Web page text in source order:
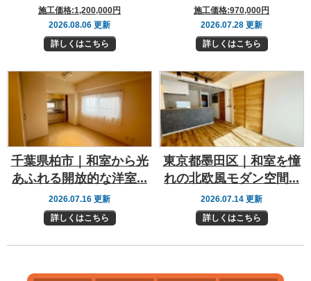
施工価格:1,200,000円
2026.08.06 更新
詳しくはこちら
施工価格:970,000円
2026.07.28 更新
詳しくはこちら
千葉県柏市｜和室から光
あふれる開放的な洋室...
2026.07.16 更新
詳しくはこちら
東京都墨田区｜和室を憧
れの北欧風モダン空間...
2026.07.14 更新
詳しくはこちら